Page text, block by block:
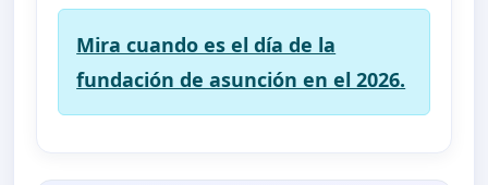
Mira cuando es el día de la
fundación de asunción en el 2026.